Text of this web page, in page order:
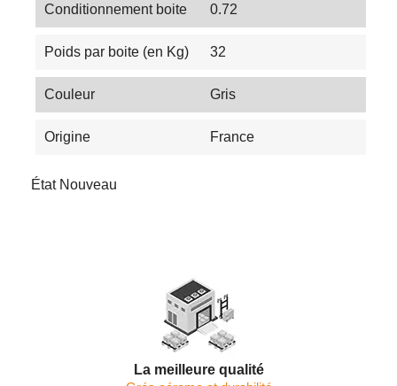
Conditionnement boite 0.72
Poids par boite (en Kg) 32
Couleur Gris
Origine France
État Nouveau
La meilleure qualité